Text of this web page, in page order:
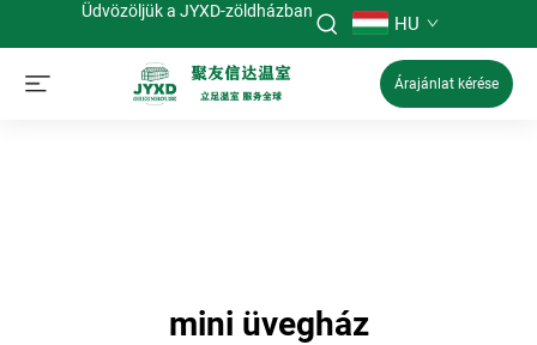
Üdvözöljük a JYXD-zöldházban
HU
Árajánlat kérése
mini üvegház